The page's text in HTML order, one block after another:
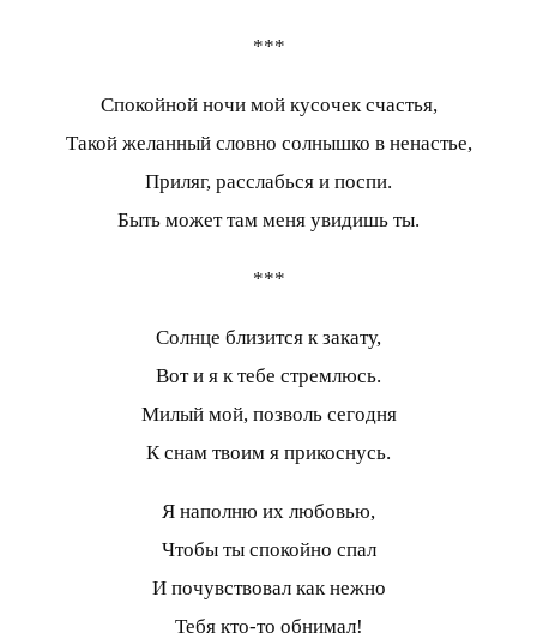
***
Спокойной ночи мой кусочек счастья,
Такой желанный словно солнышко в ненастье,
Приляг, расслабься и поспи.
Быть может там меня увидишь ты.
***
Солнце близится к закату,
Вот и я к тебе стремлюсь.
Милый мой, позволь сегодня
К снам твоим я прикоснусь.
Я наполню их любовью,
Чтобы ты спокойно спал
И почувствовал как нежно
Тебя кто-то обнимал!